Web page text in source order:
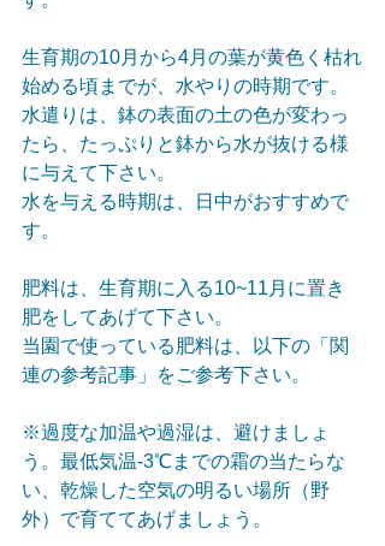
生育期の10月から4月の葉が黄色く枯れ
始める頃までが、水やりの時期です。
水遣りは、鉢の表面の土の色が変わっ
たら、たっぷりと鉢から水が抜ける様
に与えて下さい。
水を与える時期は、日中がおすすめで
す。
肥料は、生育期に入る10~11月に置き
肥をしてあげて下さい。
当園で使っている肥料は、以下の「関
連の参考記事」をご参考下さい。
※過度な加温や過湿は、避けましょ
う。最低気温-3℃までの霜の当たらな
い、乾燥した空気の明るい場所（野
外）で育ててあげましょう。